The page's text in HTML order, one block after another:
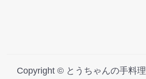
Copyright © とうちゃんの手料理